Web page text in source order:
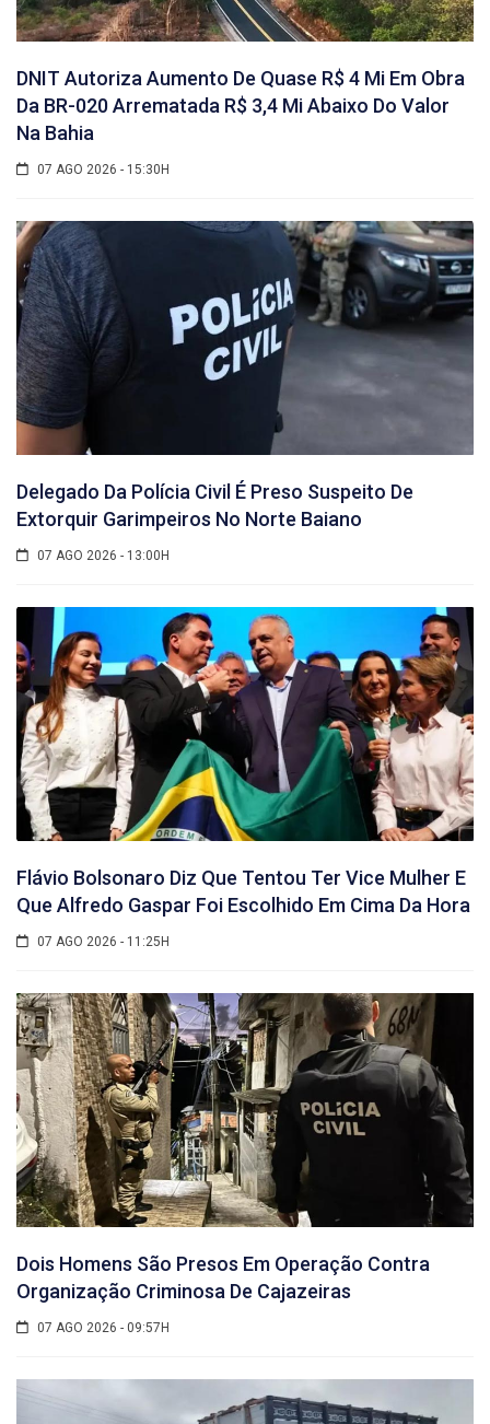
DNIT Autoriza Aumento De Quase R$ 4 Mi Em Obra
Da BR-020 Arrematada R$ 3,4 Mi Abaixo Do Valor
Na Bahia
07 AGO 2026 - 15:30H
Delegado Da Polícia Civil É Preso Suspeito De
Extorquir Garimpeiros No Norte Baiano
07 AGO 2026 - 13:00H
Flávio Bolsonaro Diz Que Tentou Ter Vice Mulher E
Que Alfredo Gaspar Foi Escolhido Em Cima Da Hora
07 AGO 2026 - 11:25H
Dois Homens São Presos Em Operação Contra
Organização Criminosa De Cajazeiras
07 AGO 2026 - 09:57H